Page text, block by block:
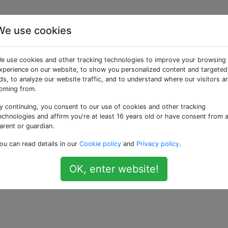
MVC4
@Styles.Render
Content/css") quale file sta chiamando?
"css" nella mia
4
use cookies
use cookies and other tracking technologies to improve your browsing
on our website, to show you personalized content and targeted
to analyze our website traffic, and to understand where our visitors
from.
continuing, you consent to our use of cookies and other tracking
and affirm you're at least 16 years old or have consent from a
or guardian.
can read details in our Cookie policy and Privacy policy.
OK, enter website!